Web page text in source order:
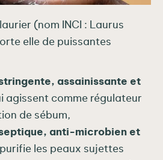
(nom INCI : Laurus
elle de puissantes
assainissante et
agissent comme régulateur
de sébum,
anti-microbien et
les peaux sujettes